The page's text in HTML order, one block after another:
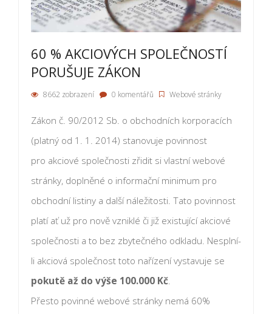
60 % AKCIOVÝCH SPOLEČNOSTÍ
PORUŠUJE ZÁKON
8662 zobrazení 0 komentářů Webové stránky
Zákon č. 90/2012 Sb. o obchodních korporacích
(platný od 1. 1. 2014) stanovuje povinnost
pro akciové společnosti zřidit si vlastní webové
stránky, doplněné o informační minimum pro
obchodní listiny a další náležitosti. Tato povinnost
platí ať už pro nově vzniklé či již existující akciové
společnosti a to bez zbytečného odkladu. Nesplní-
li akciová společnost toto nařízení vystavuje se
pokutě až do výše 100.000 Kč.
Přesto povinné webové stránky nemá 60%